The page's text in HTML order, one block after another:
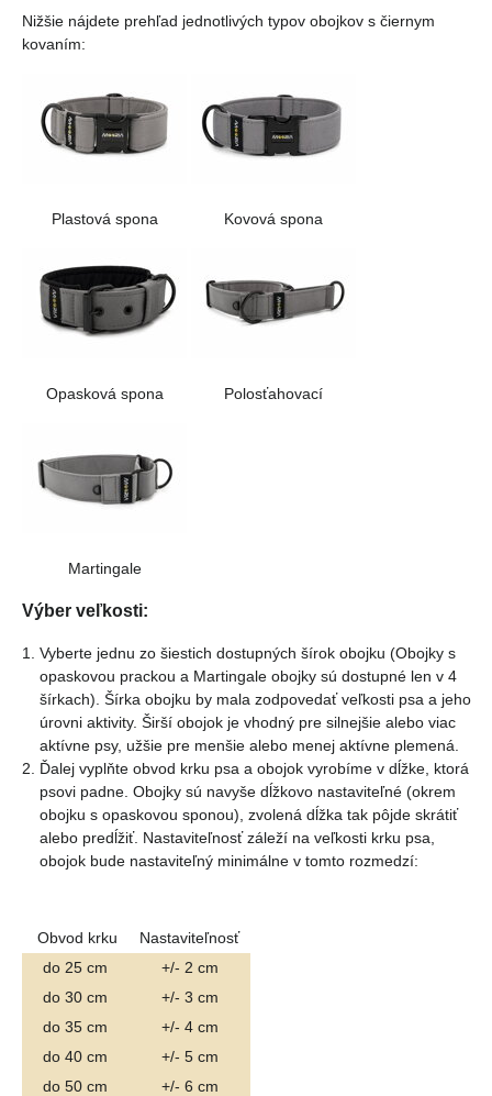
Nižšie nájdete prehľad jednotlivých typov obojkov s čiernym
kovaním:
Plastová spona Kovová spona
Opasková spona Polosťahovací
Martingale
Výber veľkosti:
Vyberte jednu zo šiestich dostupných šírok obojku (Obojky s
opaskovou prackou a Martingale obojky sú dostupné len v 4
šírkach). Šírka obojku by mala zodpovedať veľkosti psa a jeho
úrovni aktivity. Širší obojok je vhodný pre silnejšie alebo viac
aktívne psy, užšie pre menšie alebo menej aktívne plemená.
Ďalej vyplňte obvod krku psa a obojok vyrobíme v dĺžke, ktorá
psovi padne. Obojky sú navyše dĺžkovo nastaviteľné (okrem
obojku s opaskovou sponou), zvolená dĺžka tak pôjde skrátiť
alebo predĺžiť. Nastaviteľnosť záleží na veľkosti krku psa,
obojok bude nastaviteľný minimálne v tomto rozmedzí:
Obvod krku
Nastaviteľnosť
do 25 cm
+/- 2 cm
do 30 cm
+/- 3 cm
do 35 cm
+/- 4 cm
do 40 cm
+/- 5 cm
do 50 cm
+/- 6 cm